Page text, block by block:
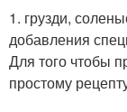
1. грузди,
добавления
Для того чтобы
простому